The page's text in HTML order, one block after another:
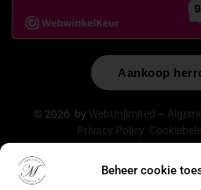
Beheer cookie
Aankoop
© 2026 by WebUnlimited –
Privacy Policy
De waardering van